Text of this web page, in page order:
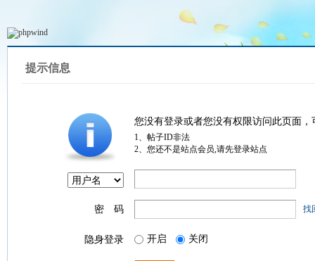
提示信息
您没有登录或者您没有权限访问此页面
1、帖子ID非法
2、您还不是站点会员,请先登录站点
密 码 找
隐身登录 开启 关闭